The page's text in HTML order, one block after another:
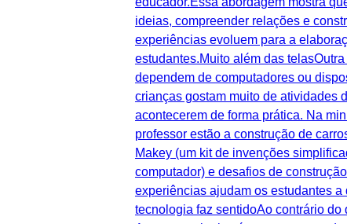
ideias, compreender relações e
experiências evoluem para a
estudantes.Muito além das
dependem de computadores ou
crianças gostam muito de atividades
acontecerem de forma prática. Na
professor estão a construção de
Makey (um kit de invenções
computador) e desafios de
experiências ajudam os estudantes
tecnologia faz sentidoAo contrário